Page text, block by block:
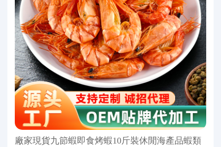
廠家現貨九節蝦即食烤蝦10斤裝休閒海產品蝦類